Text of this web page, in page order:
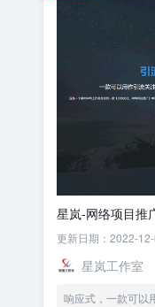
星岚-网络项目推
更新日期：2022-
星岚工作室
响应式，一款可以